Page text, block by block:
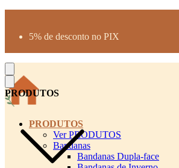
5% de desconto no PIX
PRODUTOS
PRODUTOS
Ver PRODUTOS
Bandanas
Bandanas Dupla-face